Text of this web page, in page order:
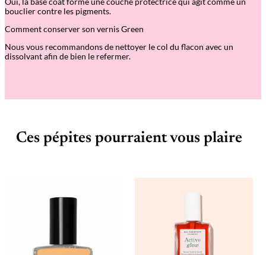
bouclier contre les pigments.
Comment conserver son vernis Green
Nous vous recommandons de nettoyer le col du flacon avec un
dissolvant afin de bien le refermer.
Ces pépites pourraient vous plaire